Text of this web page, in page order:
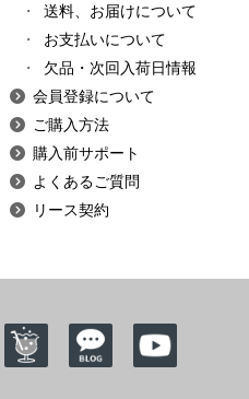
・
送料、お届けについて
・
お支払いについて
・
欠品・次回入荷日情報
会員登録について
ご購入方法
購入前サポート
よくあるご質問
リース契約